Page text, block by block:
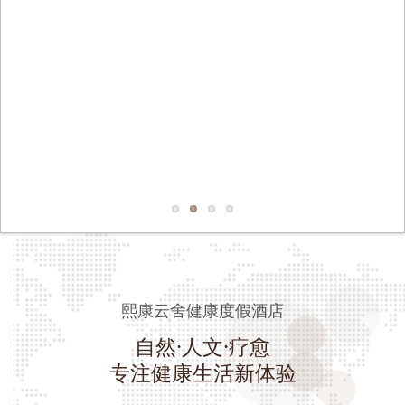
熙康云舍健康度假酒店
自然·人文·疗愈
专注健康生活新体验